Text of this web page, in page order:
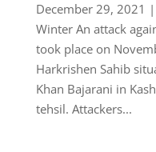
December 29, 2021
Winter An attack
took place on
Harkrishen Sahib
Khan Bajarani in
tehsil. Attackers...